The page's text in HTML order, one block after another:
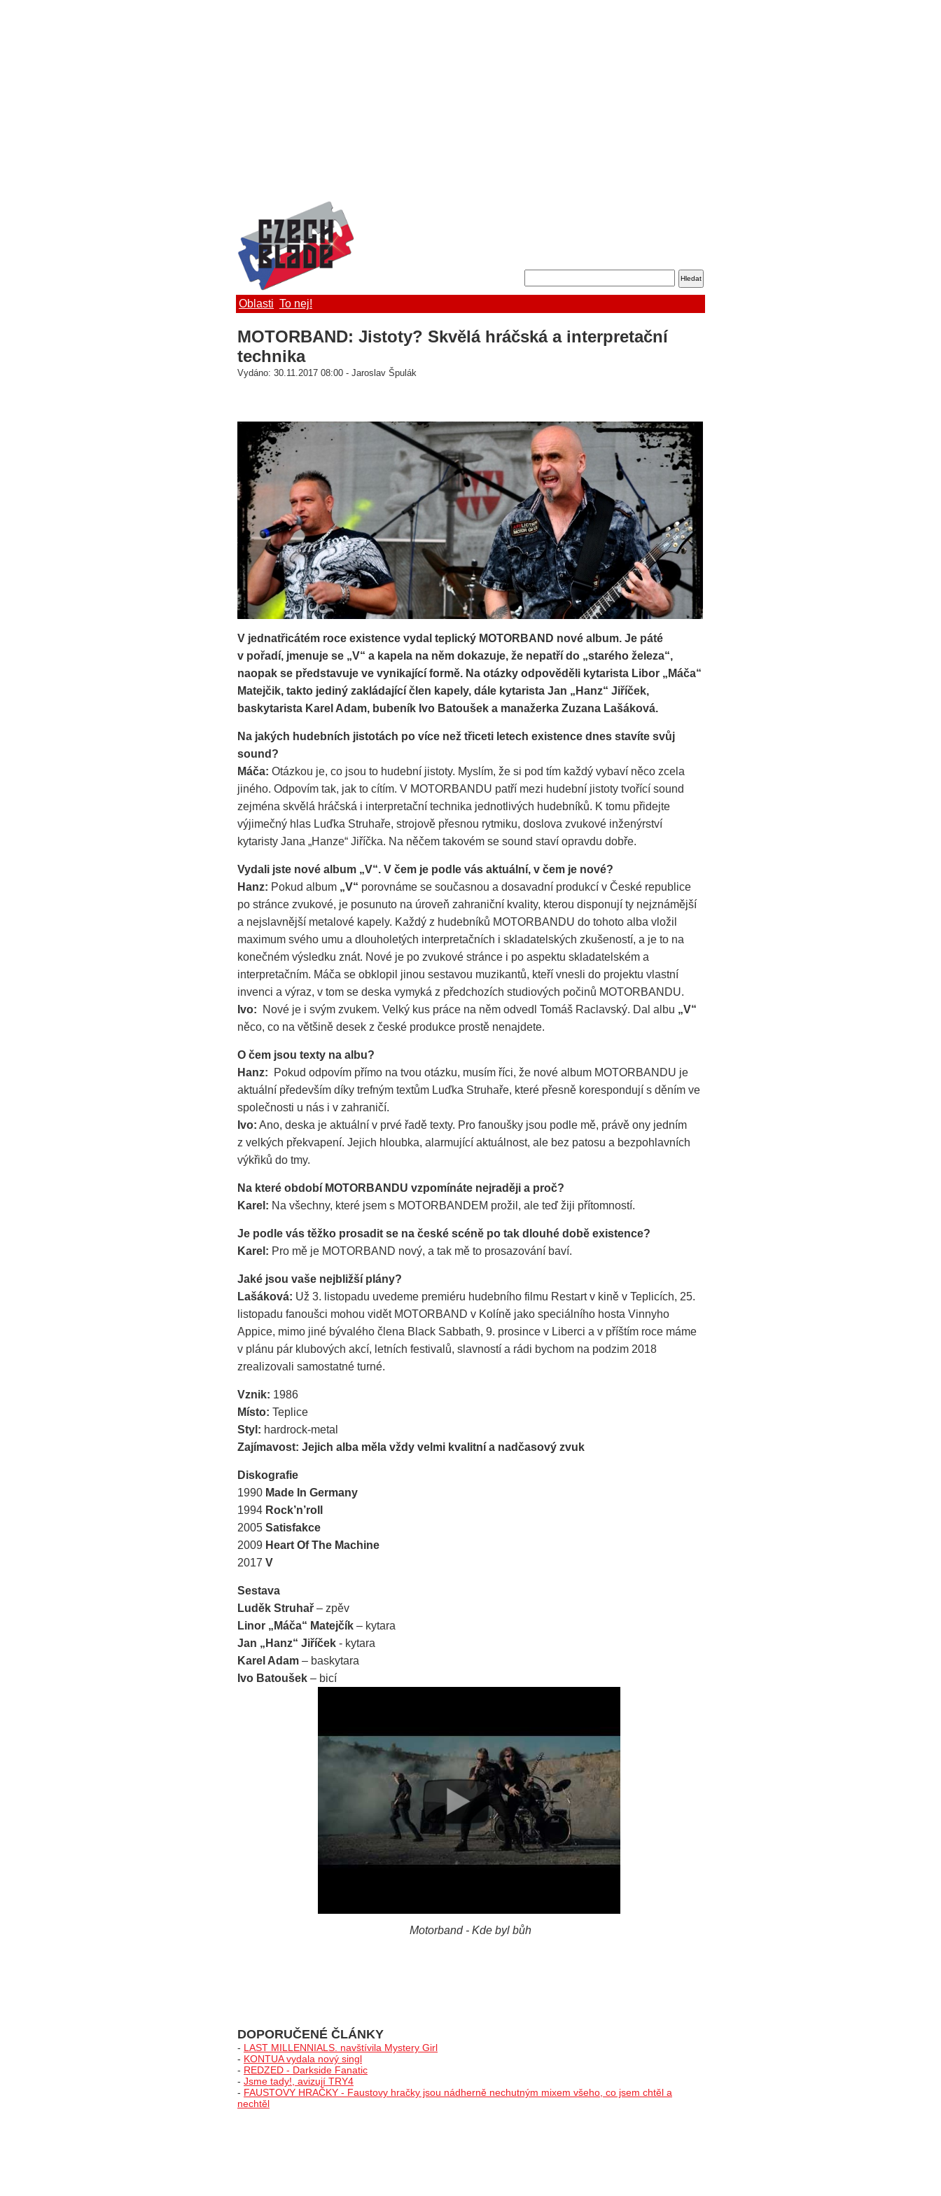
Oblasti To nej!
MOTORBAND: Jistoty? Skvělá hráčská a interpretační
technika
Vydáno: 30.11.2017 08:00 - Jaroslav Špulák
V jednatřicátém roce existence vydal teplický MOTORBAND nové album. Je páté
v pořadí, jmenuje se „V“ a kapela na něm dokazuje, že nepatří do „starého železa“,
naopak se představuje ve vynikající formě. Na otázky odpověděli kytarista Libor „Máča“
Matejčik, takto jediný zakládající člen kapely, dále kytarista Jan „Hanz“ Jiříček,
baskytarista Karel Adam, bubeník Ivo Batoušek a manažerka Zuzana Lašáková.
Na jakých hudebních jistotách po více než třiceti letech existence dnes stavíte svůj
sound?
Máča: Otázkou je, co jsou to hudební jistoty. Myslím, že si pod tím každý vybaví něco zcela
jiného. Odpovím tak, jak to cítím. V MOTORBANDU patří mezi hudební jistoty tvořící sound
zejména skvělá hráčská i interpretační technika jednotlivých hudebníků. K tomu přidejte
výjimečný hlas Luďka Struhaře, strojově přesnou rytmiku, doslova zvukové inženýrství
kytaristy Jana „Hanze“ Jiříčka. Na něčem takovém se sound staví opravdu dobře.
Vydali jste nové album „V“. V čem je podle vás aktuální, v čem je nové?
Hanz: Pokud album „V“ porovnáme se současnou a dosavadní produkcí v České republice
po stránce zvukové, je posunuto na úroveň zahraniční kvality, kterou disponují ty nejznámější
a nejslavnější metalové kapely. Každý z hudebníků MOTORBANDU do tohoto alba vložil
maximum svého umu a dlouholetých interpretačních i skladatelských zkušeností, a je to na
konečném výsledku znát. Nové je po zvukové stránce i po aspektu skladatelském a
interpretačním. Máča se obklopil jinou sestavou muzikantů, kteří vnesli do projektu vlastní
invenci a výraz, v tom se deska vymyká z předchozích studiových počinů MOTORBANDU.
Ivo:
Nové je i svým zvukem. Velký kus práce na něm odvedl Tomáš Raclavský. Dal albu „V“
něco, co na většině desek z české produkce prostě nenajdete.
O čem jsou texty na albu?
Hanz: Pokud odpovím přímo na tvou otázku, musím říci, že nové album MOTORBANDU je
aktuální především díky trefným textům Luďka Struhaře, které přesně korespondují s děním ve
společnosti u nás i v zahraničí.
Ivo: Ano, deska je aktuální v prvé řadě texty. Pro fanoušky jsou podle mě, právě ony jedním
z velkých překvapení. Jejich hloubka, alarmující aktuálnost, ale bez patosu a bezpohlavních
výkřiků do tmy.
Na které období MOTORBANDU vzpomínáte nejraději a proč?
Karel: Na všechny, které jsem s MOTORBANDEM prožil, ale teď žiji přítomností.
Je podle vás těžko prosadit se na české scéně po tak dlouhé době existence?
Karel: Pro mě je MOTORBAND nový, a tak mě to prosazování baví.
Jaké jsou vaše nejbližší plány?
Lašáková: Už 3. listopadu uvedeme premiéru hudebního filmu Restart v kině v Teplicích, 25.
listopadu fanoušci mohou vidět MOTORBAND v Kolíně jako speciálního hosta Vinnyho
Appice, mimo jiné bývalého člena Black Sabbath, 9. prosince v Liberci a v příštím roce máme
v plánu pár klubových akcí, letních festivalů, slavností a rádi bychom na podzim 2018
zrealizovali samostatné turné.
Vznik: 1986
Místo: Teplice
Styl: hardrock-metal
Zajímavost: Jejich alba měla vždy velmi kvalitní a nadčasový zvuk
Diskografie
1990 Made In Germany
1994 Rock’n’roll
2005 Satisfakce
2009 Heart Of The Machine
2017 V
Sestava
Luděk Struhař – zpěv
Linor „Máča“ Matejčík – kytara
Jan „Hanz“ Jiříček - kytara
Karel Adam – baskytara
Ivo Batoušek – bicí
Motorband - Kde byl bůh
DOPORUČENÉ ČLÁNKY
- LAST MILLENNIALS. navštívila Mystery Girl
- KONTUA vydala nový singl
- REDZED - Darkside Fanatic
- Jsme tady!, avizují TRY4
- FAUSTOVY HRAČKY - Faustovy hračky jsou nádherně nechutným mixem všeho, co jsem chtěl a
nechtěl